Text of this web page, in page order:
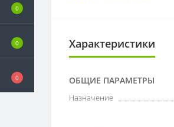
0
0
0
Характеристики
ОБЩИЕ ПАРАМЕТРЫ
Назначение